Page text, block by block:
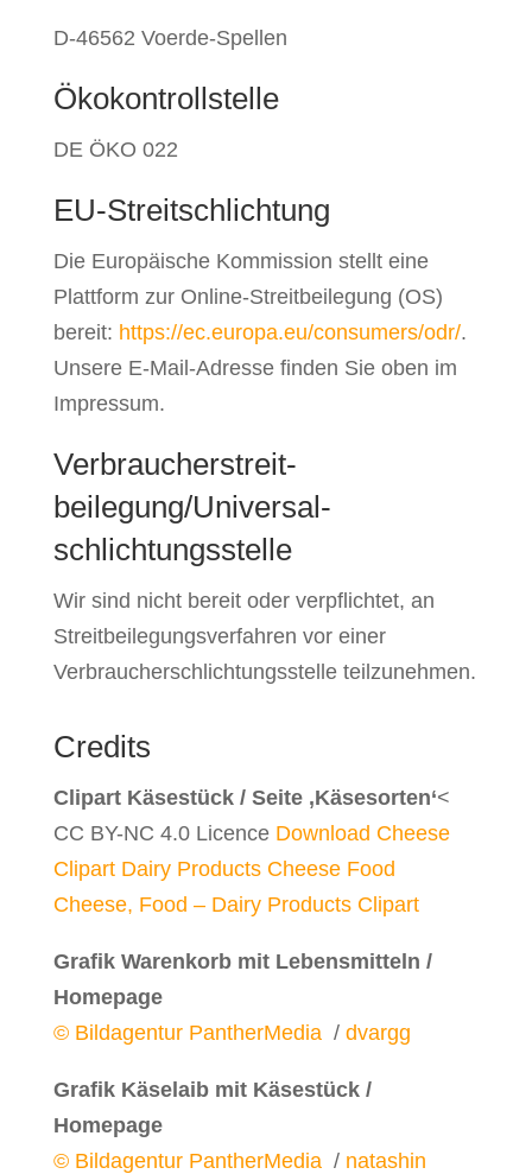
D-46562 Voerde-Spellen
Ökokontrollstelle
DE ÖKO 022
EU-Streitschlichtung
Die Europäische Kommission stellt eine
Plattform zur Online-Streitbeilegung (OS)
bereit: https://ec.europa.eu/consumers/odr/.
Unsere E-Mail-Adresse finden Sie oben im
Impressum.
Verbraucher­streit­
beilegung/Universal­
schlichtungs­stelle
Wir sind nicht bereit oder verpflichtet, an
Streitbeilegungsverfahren vor einer
Verbraucherschlichtungsstelle teilzunehmen.
Credits
Clipart Käsestück / Seite ‚Käsesorten‘<
CC BY-NC 4.0 Licence Download Cheese
Clipart Dairy Products Cheese Food
Cheese, Food – Dairy Products Clipart
Grafik Warenkorb mit Lebensmitteln /
Homepage
© Bildagentur PantherMedia / dvargg
Grafik Käselaib mit Käsestück /
Homepage
© Bildagentur PantherMedia / natashin